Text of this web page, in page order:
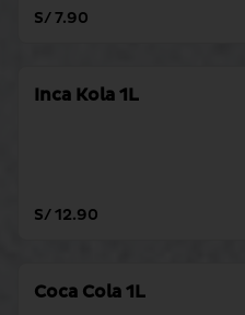
S/ 7.90
Inca Kola 1L
S/ 12.90
Coca Cola 1L